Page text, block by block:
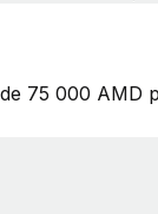
75 000 AMD